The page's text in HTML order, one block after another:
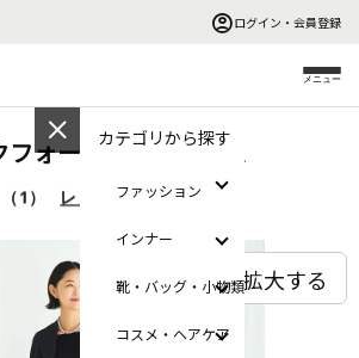
ログイン・会員登録
メニュー
カテゴリから探す
ファッション
インナー
靴・バッグ・小物類
コスメ・ヘアケア
ォーマルワンピース
（1） レビューを見る
拡大する